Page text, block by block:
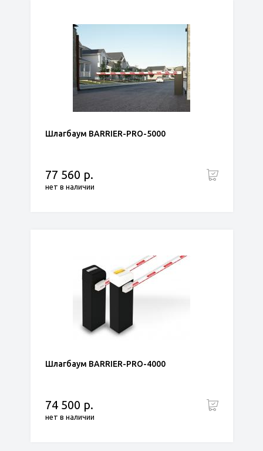
Шлагбаум BARRIER-PRO-5000
77 560 р.
нет в наличии
Шлагбаум BARRIER-PRO-4000
74 500 р.
нет в наличии